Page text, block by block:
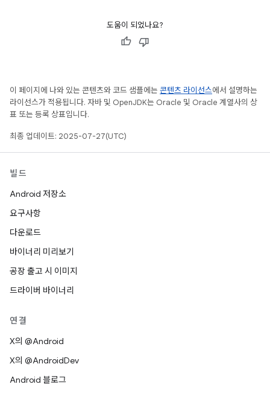
도움이 되었나요?
이 페이지에 나와 있는 콘텐츠와 코드 샘플에는 콘텐츠 라이선스에서 설명하는
라이선스가 적용됩니다. 자바 및 OpenJDK는 Oracle 및 Oracle 계열사의 상
표 또는 등록 상표입니다.
최종 업데이트: 2025-07-27(UTC)
빌드
Android 저장소
요구사항
다운로드
바이너리 미리보기
공장 출고 시 이미지
드라이버 바이너리
연결
X의 @Android
X의 @AndroidDev
Android 블로그